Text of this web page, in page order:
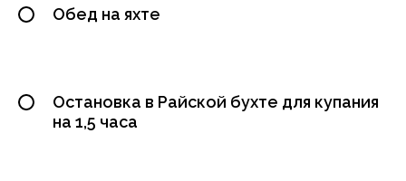
Обед на яхте
Остановка в Райской бухте для купания
на 1,5 часа